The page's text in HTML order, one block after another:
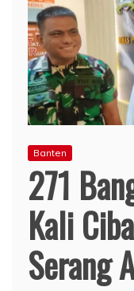
Banten
271
Kali
Serang